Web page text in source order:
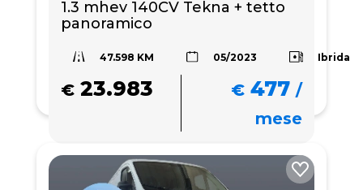
1.3 mhev 140CV Tekna + tetto
panoramico
47.598 KM 05/2023 Ibrida
€ 23.983 € 477 /
mese